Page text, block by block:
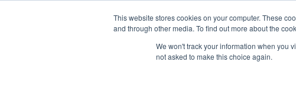
This website stores cookies on your computer. These
and through other media. To find out more about the
We won't track your information when you
not asked to make this choice again.
Services